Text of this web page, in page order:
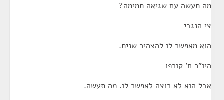
מה תעשה עם שגיאה תמימה?
צי הנגבי
הוא מאפשר לו להצהיר שנית.
היו"ר ח' קורפו
אבל הוא לא רוצה לאפשר לו. מה תעשה.